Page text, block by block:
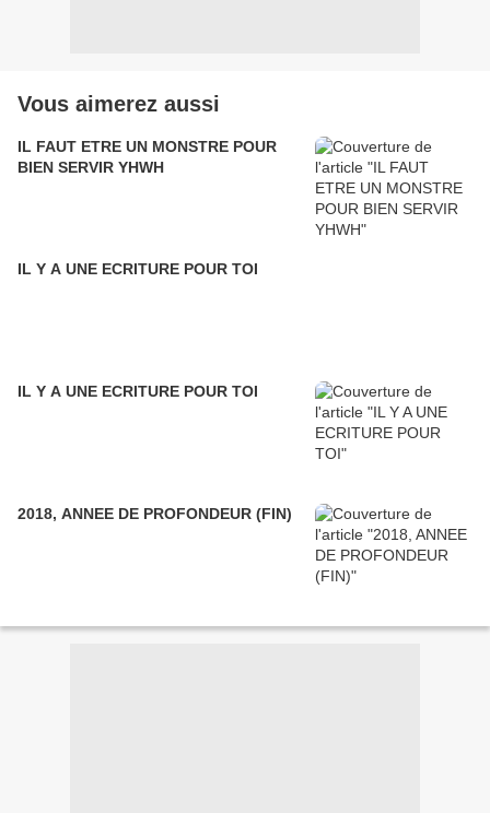
Vous aimerez aussi
IL FAUT ETRE UN MONSTRE POUR
BIEN SERVIR YHWH
IL Y A UNE ECRITURE POUR TOI
IL Y A UNE ECRITURE POUR TOI
2018, ANNEE DE PROFONDEUR (FIN)